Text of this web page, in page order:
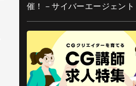
催！－サイバーエージェント